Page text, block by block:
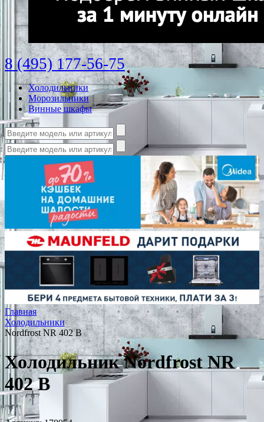
8 (495) 177-56-75
Холодильники
Морозильники
Винные шкафы
Главная
Холодильники
Nordfrost NR 402 B
Холодильник Nordfrost NR
402 B